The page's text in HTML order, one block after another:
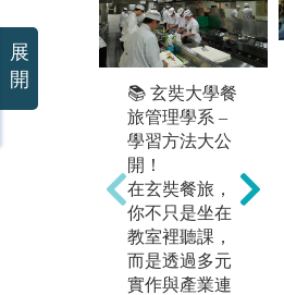
📚 玄奘大學餐
旅管理學系 –
學習方法大公
開！
在玄奘餐旅，
你不只是坐在
教室裡聽課，
而是透過多元
實作與產業連
展
開